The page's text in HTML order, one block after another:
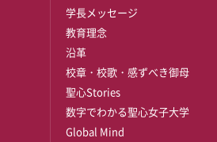
学長メッセージ
教育理念
沿革
校章・校歌・感ずべき御母
聖心Stories
数字でわかる聖心女子大学
Global Mind